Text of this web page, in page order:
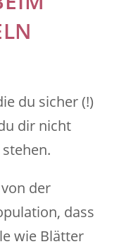
du sicher (!)
dir nicht
der
dass
wie Blätter